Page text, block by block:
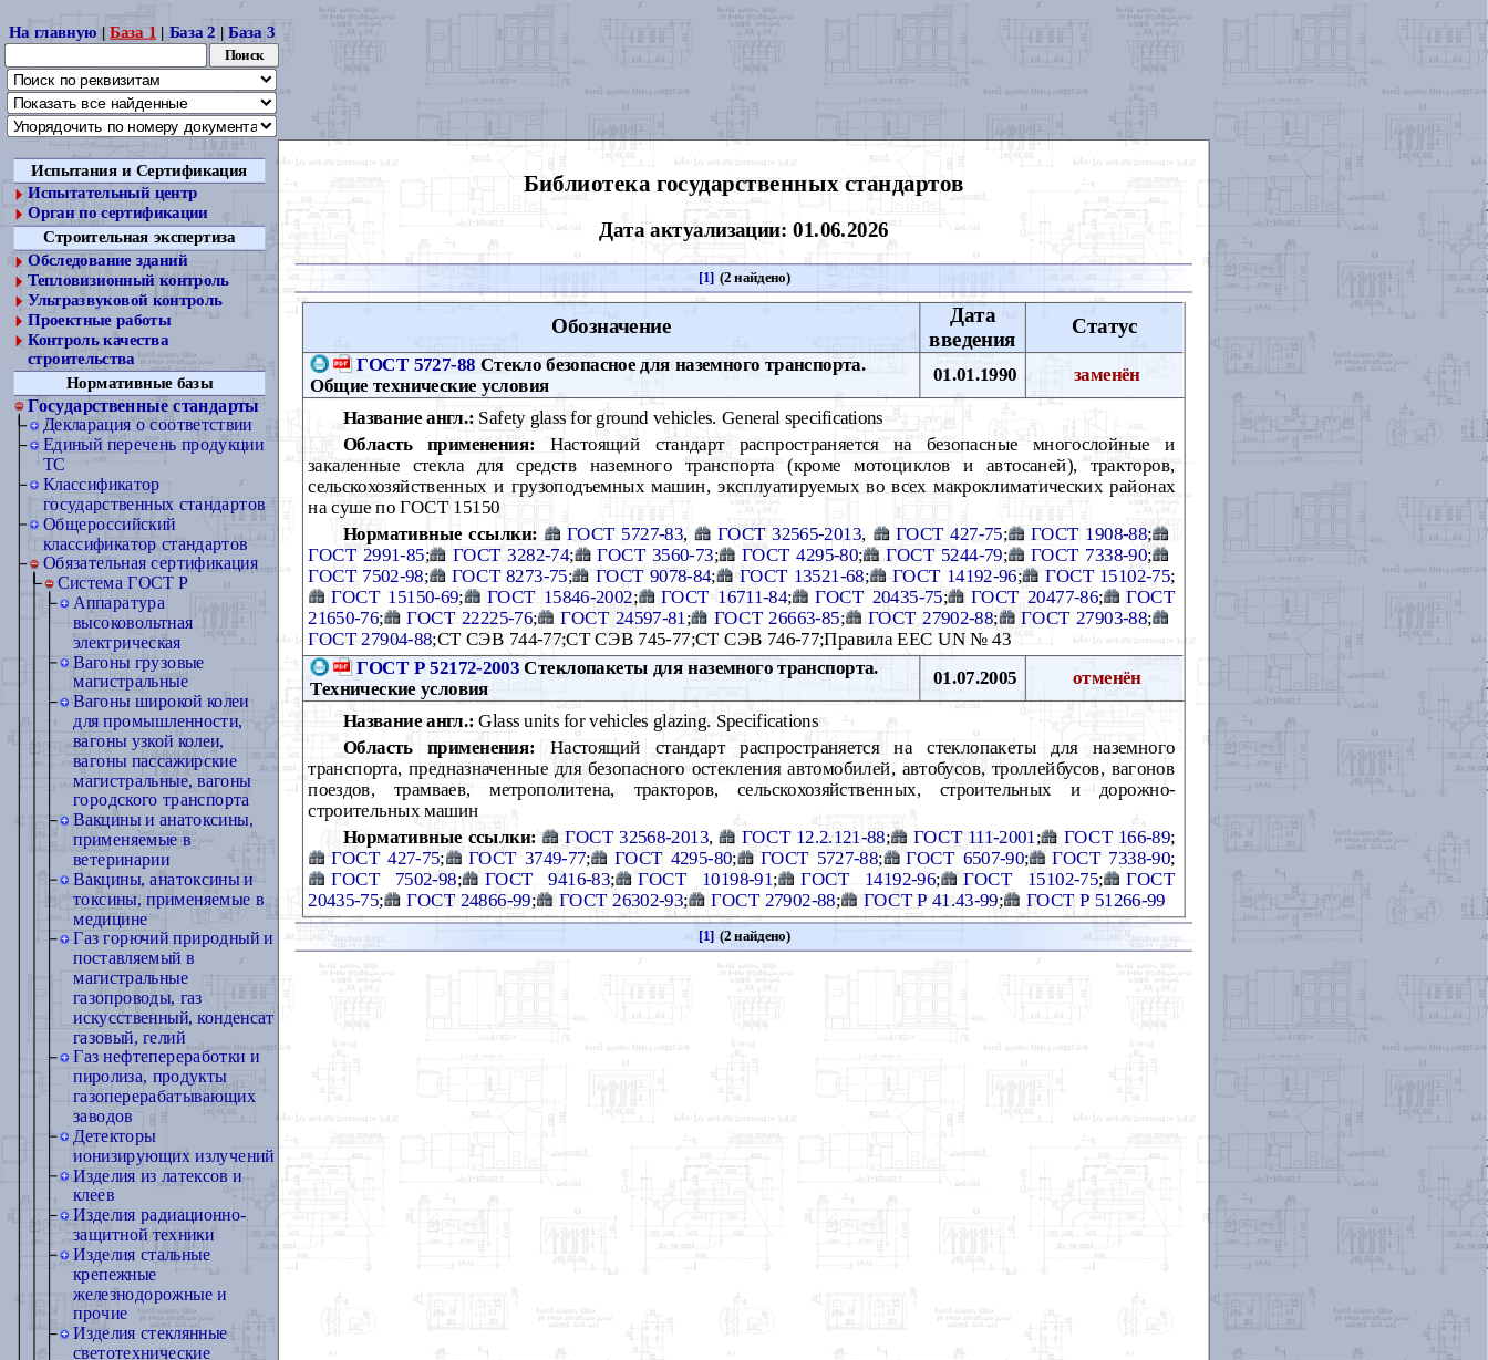
На главную |База 1 | База 2 |База 3
Испытания и Сертификация
Испытательный центр
Орган по сертификации
Строительная экспертиза
Обследование зданий
Тепловизионный контроль
Ультразвуковой контроль
Проектные работы
Контроль качества
строительства
Нормативные базы
Государственные стандарты
Декларация о соответствии
Единый перечень продукции
ТС
Классификатор
государственных стандартов
Общероссийский
классификатор стандартов
Обязательная сертификация
Cистема ГОСТ Р
Аппаратура
высоковольтная
электрическая
Вагоны грузовые
магистральные
Вагоны широкой колеи
для промышленности,
вагоны узкой колеи,
вагоны пассажирские
магистральные, вагоны
городского транспорта
Вакцины и анатоксины,
применяемые в
ветеринарии
Вакцины, анатоксины и
токсины, применяемые в
медицине
Газ горючий природный и
поставляемый в
магистральные
газопроводы, газ
искусственный, конденсат
газовый, гелий
Газ нефтепереработки и
пиролиза, продукты
газоперерабатывающих
заводов
Детекторы
ионизирующих излучений
Изделия из латексов и
клеев
Изделия радиационно-
защитной техники
Изделия стальные
крепежные
железнодорожные и
прочие
Изделия стеклянные
светотехнические
Библиотека государственных стандартов
Дата актуализации: 01.06.2026
[1] (2 найдено)
Обозначение
Дата
введения
Статус
ГОСТ 5727-88 Стекло безопасное для наземного транспорта.
Общие технические условия
01.01.1990 заменён
Название англ.: Safety glass for ground vehicles. General specifications
Область применения: Настоящий стандарт распространяется на безопасные многослойные и
закаленные стекла для средств наземного транспорта (кроме мотоциклов и автосаней), тракторов,
сельскохозяйственных и грузоподъемных машин, эксплуатируемых во всех макроклиматических районах
на суше по ГОСТ 15150
Нормативные ссылки:
ГОСТ 5727-83, ГОСТ 32565-2013, ГОСТ 427-75; ГОСТ 1908-88;
ГОСТ 2991-85; ГОСТ 3282-74; ГОСТ 3560-73; ГОСТ 4295-80; ГОСТ 5244-79; ГОСТ 7338-90;
ГОСТ 7502-98; ГОСТ 8273-75; ГОСТ 9078-84; ГОСТ 13521-68; ГОСТ 14192-96; ГОСТ 15102-75;
ГОСТ 15150-69; ГОСТ 15846-2002; ГОСТ 16711-84; ГОСТ 20435-75; ГОСТ 20477-86;
ГОСТ
21650-76; ГОСТ 22225-76; ГОСТ 24597-81 ; ГОСТ 26663-85; ГОСТ 27902-88; ГОСТ 27903-88;
ГОСТ 27904-88;СТ СЭВ 744-77;СТ СЭВ 745-77;СТ СЭВ 746-77;Правила EEC UN № 43
ГОСТ Р 52172-2003 Стеклопакеты для наземного транспорта.
Технические условия
01.07.2005 отменён
Название англ.: Glass units for vehicles glazing. Specifications
Область применения: Настоящий стандарт распространяется на стеклопакеты для наземного
транспорта, предназначенные для безопасного остекления автомобилей, автобусов, троллейбусов, вагонов
поездов, трамваев, метрополитена, тракторов, сельскохозяйственных, строительных и дорожно-
строительных машин
Нормативные ссылки:
ГОСТ 32568-2013, ГОСТ 12.2.121-88; ГОСТ 111-2001 ; ГОСТ 166-89;
ГОСТ 427-75; ГОСТ 3749-77; ГОСТ 4295-80; ГОСТ 5727-88; ГОСТ 6507-90; ГОСТ 7338-90;
ГОСТ 7502-98; ГОСТ 9416-83; ГОСТ 10198-91; ГОСТ 14192-96; ГОСТ 15102-75;
ГОСТ
20435-75; ГОСТ 24866-99; ГОСТ 26302-93; ГОСТ 27902-88; ГОСТ Р 41.43-99; ГОСТ Р 51266-99
[1] (2 найдено)